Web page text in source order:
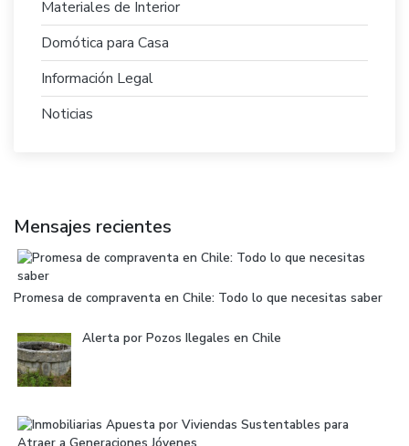
Materiales de Interior
Domótica para Casa
Información Legal
Noticias
Mensajes recientes
Promesa de compraventa en Chile: Todo lo que necesitas saber
Alerta por Pozos Ilegales en Chile